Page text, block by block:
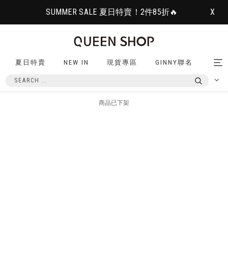
SUMMER SALE 夏日特賣！2件85折🔥 X
夏日特賣 NEW IN 現貨專區 GINNY聯名
商品已下架